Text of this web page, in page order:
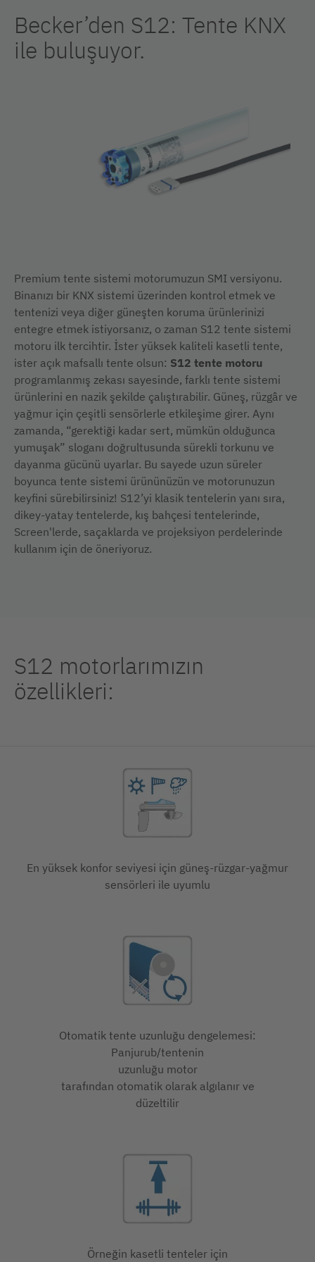
Becker’den S12: Tente KNX
ile buluşuyor.
Premium tente sistemi motorumuzun SMI versiyonu.
Binanızı bir KNX sistemi üzerinden kontrol etmek ve
tentenizi veya diğer güneşten koruma ürünlerinizi
entegre etmek istiyorsanız, o zaman S12 tente sistemi
motoru ilk tercihtir. İster yüksek kaliteli kasetli tente,
ister açık mafsallı tente olsun: S12 tente motoru
programlanmış zekası sayesinde, farklı tente sistemi
ürünlerini en nazik şekilde çalıştırabilir. Güneş, rüzgâr ve
yağmur için çeşitli sensörlerle etkileşime girer. Aynı
zamanda, “gerektiği kadar sert, mümkün olduğunca
yumuşak” sloganı doğrultusunda sürekli torkunu ve
dayanma gücünü uyarlar. Bu sayede uzun süreler
boyunca tente sistemi ürününüzün ve motorunuzun
keyfini sürebilirsiniz! S12’yi klasik tentelerin yanı sıra,
dikey-yatay tentelerde, kış bahçesi tentelerinde,
Screen'lerde, saçaklarda ve projeksiyon perdelerinde
kullanım için de öneriyoruz.
S12 motorlarımızın
özellikleri:
En yüksek konfor seviyesi için güneş-rüzgar-yağmur
sensörleri ile uyumlu
Otomatik tente uzunluğu dengelemesi:
Panjurub/tentenin
uzunluğu motor
tarafından otomatik olarak algılanır ve
düzeltilir
Örneğin kasetli tenteler için